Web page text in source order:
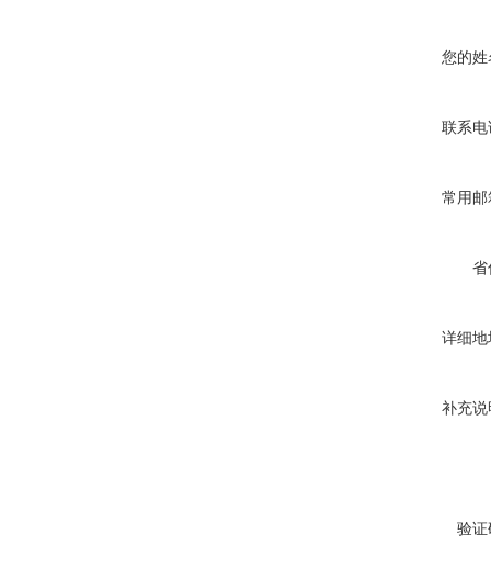
您的
联系
常用
省
详细
补充
验